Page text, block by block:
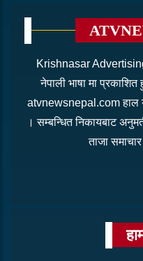
Krishnasar
नेपाली भाषा मा
atvnewsnepal.com हाल
। सम्बन्धित निकायबाट
ताजा